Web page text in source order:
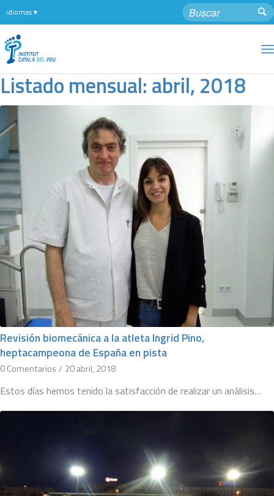
Listado mensual: abril, 2018
Revisión biomecánica a la atleta Ingrid Pino,
heptacampeona de España en pista
0 Comentarios / 20 abril, 2018
Estos días hemos tenido la satisfacción de realizar un análisis…